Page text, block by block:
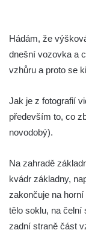
Pamětní kříž
Centrální
Chlumu
Kříž jižně od
Čechách
Duchcově
Údajný kříž
Pavla v
Kříž na návsi
Hádám, že
dnešní vozovka a
vzhůru a proto se
Jak je z fotografií
především to, co
novodobý).
Na zahradě
kvádr základny,
zakončuje na
tělo soklu, na čelní
zadní straně část